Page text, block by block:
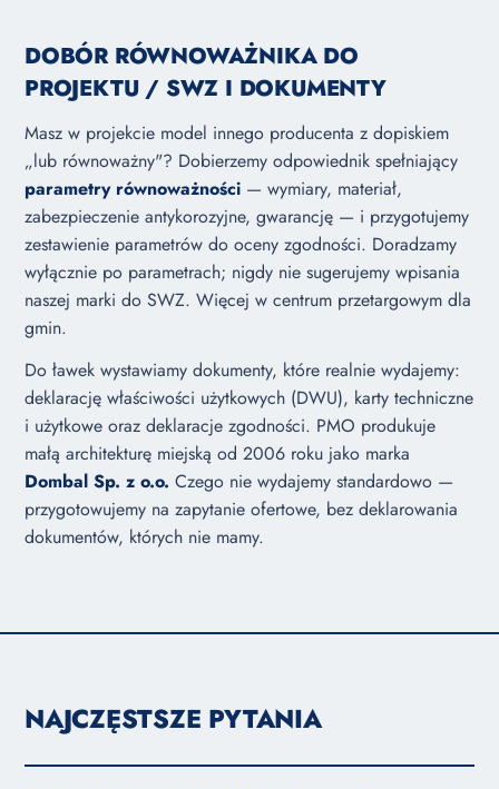
DOBÓR RÓWNOWAŻNIKA DO
PROJEKTU / SWZ I DOKUMENTY
Masz w projekcie model innego producenta z dopiskiem
„lub równoważny"? Dobierzemy odpowiednik spełniający
parametry równoważności — wymiary, materiał,
zabezpieczenie antykorozyjne, gwarancję — i przygotujemy
zestawienie parametrów do oceny zgodności. Doradzamy
wyłącznie po parametrach; nigdy nie sugerujemy wpisania
naszej marki do SWZ. Więcej w centrum przetargowym dla
gmin.
Do ławek wystawiamy dokumenty, które realnie wydajemy:
deklarację właściwości użytkowych (DWU), karty techniczne
i użytkowe oraz deklaracje zgodności. PMO produkuje
małą architekturę miejską od 2006 roku jako marka
Dombal Sp. z o.o. Czego nie wydajemy standardowo —
przygotowujemy na zapytanie ofertowe, bez deklarowania
dokumentów, których nie mamy.
NAJCZĘSTSZE PYTANIA